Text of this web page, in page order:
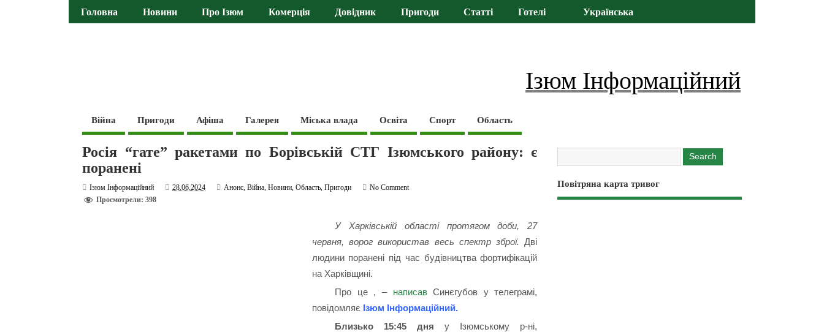
Головна Новини Про Ізюм Комерція Довідник Пригоди Статті Готелі Українська
Ізюм Інформаційний
Війна Пригоди Афіша Галерея Міська влада Освіта Спорт Область
Росія “гате” ракетами по Борівській СТГ Ізюмського району: є
поранені
Ізюм Інформаційний 28.06.2024 Анонс,Війна,Новини,Область,Пригоди
No Comment
Просмотрели: 398
У Харківській області протягом доби, 27
червня, ворог використав весь спектр зброї. Дві
людини поранені під час будівництва фортифікацій
на Харківщині.
Про це , – написавСинєгубов у телеграмі,
повідомляє Ізюм Інформаційний.
Близько 15:45 дня у Ізюмському р-ні,
Повітряна карта тривог